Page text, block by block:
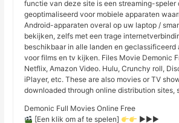
functie van deze site is een streaming-speler
geoptimaliseerd voor mobiele apparaten
Android-apparaten overal op uw laptop /
bekijken, zelfs met een trage
beschikbaar in alle landen en geclassificeerd
voor films en tv kijken. Files Movie Demonic
Netflix, Amazon Video. Hulu, Crunchy roll,
iPlayer, etc. These are also movies or TV
downloaded through online distribution sites,
Demonic Full Movies Online Free
[Een klik om af te spelen]
►►►